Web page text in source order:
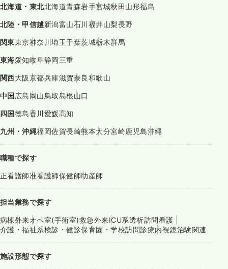
北海道・東北北海道青森岩手宮城秋田山形福島
北陸・甲信越新潟富山石川福井山梨長野
関東東京神奈川埼玉千葉茨城栃木群馬
東海愛知岐阜静岡三重
関西大阪京都兵庫滋賀奈良和歌山
中国広島岡山鳥取島根山口
四国徳島香川愛媛高知
九州・沖縄福岡佐賀長崎熊本大分宮崎鹿児島沖縄
職種で探す
正看護師准看護師保健師助産師
担当業務で探す
病棟外来オペ室(手術室)救急外来ICU系透析訪問看護
介護・福祉系検診・健診保育園・学校訪問診療内視鏡治験関連
施設形態で探す